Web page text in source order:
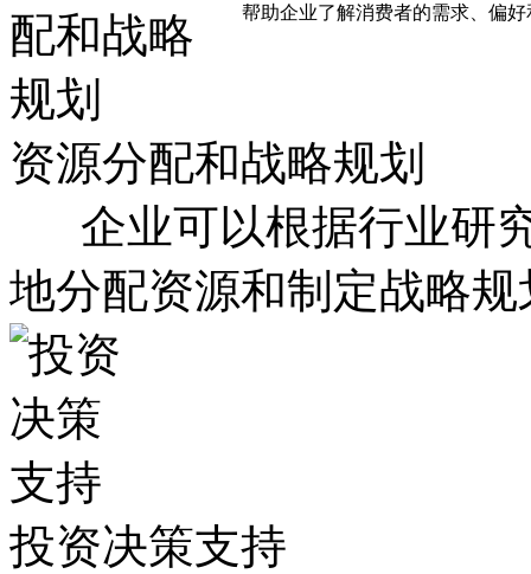
帮助企业了解消费者的需求、偏好
资源分配和战略规划
企业可以根据行业研
地分配资源和制定战略
投资决策支持